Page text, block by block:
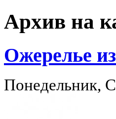
Архив на
Ожерелье
Понедельник,